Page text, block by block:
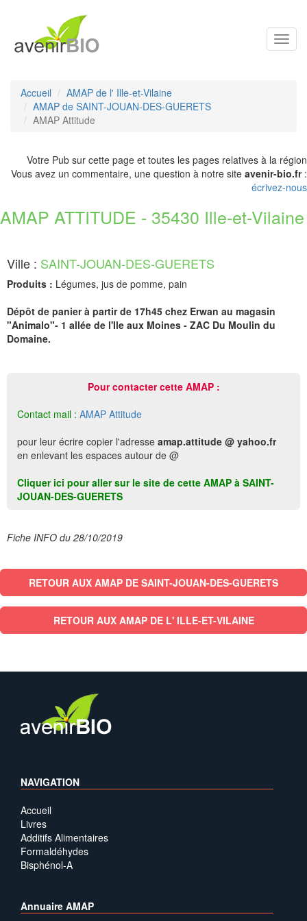
Accueil
AMAP de l' Ille-et-Vilaine
AMAP de SAINT-JOUAN-DES-GUERETS
AMAP Attitude
Votre Pub sur cette page et toutes les pages relatives à la région
Vous avez un commentaire, une question à notre site avenir-bio.fr:
écrivez-nous
AMAP ATTITUDE - 35430 Ille-et-Vilaine
Ville : SAINT-JOUAN-DES-GUERETS
Produits : Légumes, jus de pomme, pain
Dépôt de panier à partir de 17h45 chez Erwan au magasin
"Animalo"- 1 allée de l'Ile aux Moines - ZAC Du Moulin du
Domaine.
Pour contacter cette AMAP :
Contact mail : AMAP Attitude
pour leur écrire copier l'adresse amap.attitude @ yahoo.fr
en enlevant les espaces autour de @
Cliquer ici pour aller sur le site de cette AMAP à SAINT-
JOUAN-DES-GUERETS
Fiche INFO du 28/10/2019
RETOUR AUX AMAP DE SAINT-JOUAN-DES-GUERETS
RETOUR AUX AMAP DE L' ILLE-ET-VILAINE
NAVIGATION
Accueil
Livres
Additifs Alimentaires
Formaldéhydes
Bisphénol-A
Annuaire AMAP